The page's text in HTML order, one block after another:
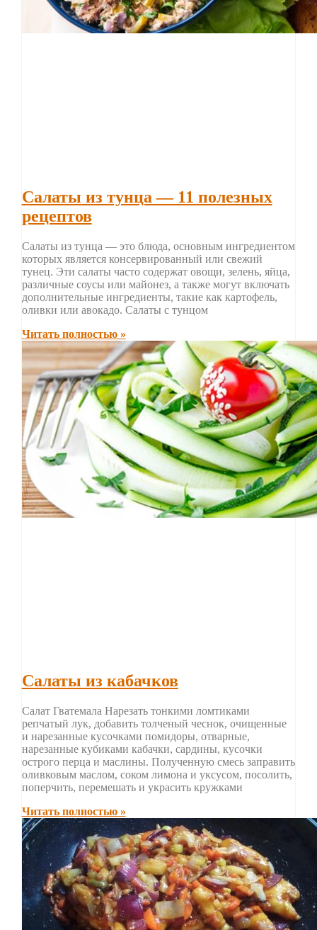
Салаты из тунца — 11 полезных
рецептов
Салаты из тунца — это блюда, основным ингредиентом
которых является консервированный или свежий
тунец. Эти салаты часто содержат овощи, зелень, яйца,
различные соусы или майонез, а также могут включать
дополнительные ингредиенты, такие как картофель,
оливки или авокадо. Салаты с тунцом
Читать полностью »
Салаты из кабачков
Салат Гватемала Нарезать тонкими ломтиками
репчатый лук, добавить толченый чеснок, очищенные
и нарезанные кусочками помидоры, отварные,
нарезанные кубиками кабачки, сардины, кусочки
острого перца и маслины. Полученную смесь заправить
оливковым маслом, соком лимона и уксусом, посолить,
поперчить, перемешать и украсить кружками
Читать полностью »